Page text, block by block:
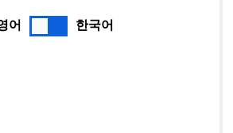
어 한국어